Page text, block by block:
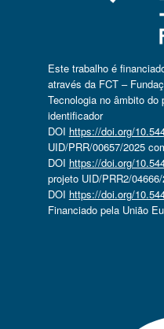
Este trabalho é
através da FCT –
Tecnologia no âmbito do
identificador
DOI https://doi.org/
UID/PRR/00657/2025
DOI https://doi.org/
projeto UID/PRR2/
DOI https://doi.org/
Financiado pela União